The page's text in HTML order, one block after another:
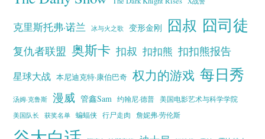
克里斯托弗·诺兰 冰与火之歌 变形金刚 囧叔 囧司徒
复仇者联盟 奥斯卡 扣叔 扣扣熊 扣扣熊报告
星球大战 本尼迪克特·康伯巴奇 权力的游戏 每日秀
汤姆·克鲁斯 漫威 管鑫Sam 约翰尼·德普
美国电影艺术与科学学院
美国队长
获奖名单 蝙蝠侠 行尸走肉 詹妮弗·劳伦斯